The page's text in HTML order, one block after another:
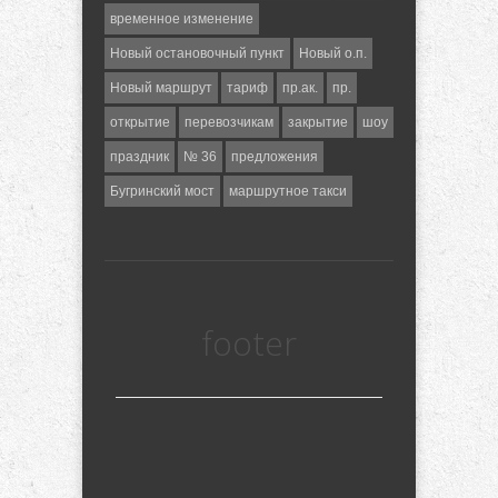
временное изменение
Новый остановочный пункт Новый о.п.
Новый маршрут тариф пр.ак. пр.
открытие перевозчикам закрытие шоу
праздник № 36 предложения
Бугринский мост маршрутное такси
footer